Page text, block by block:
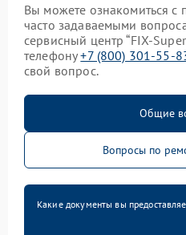
Вы можете ознакомиться
часто задаваемыми
сервисный центр “FIX-
телефону+7 (800) 301-55-
свой вопрос.
Общие
Вопросы по
Какие документы вы